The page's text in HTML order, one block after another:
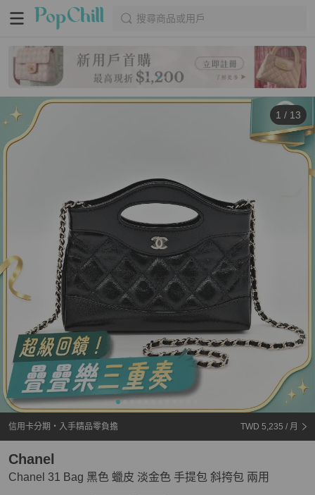
搜尋商品或用戶
1 / 13
信用卡分期・入手精品零負擔 TWD 5,235 / 月
Chanel 31 Bag 黑色 蠟皮 淡金色 手提包 斜挎包 兩用
Chanel